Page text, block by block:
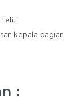
teliti
kepala bagian
: